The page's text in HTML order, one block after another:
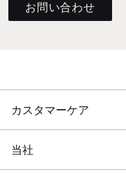
お問い合わせ
カスタマーケア
当社